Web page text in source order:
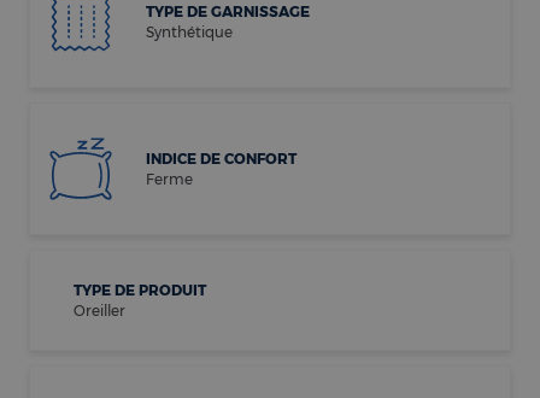
TYPE DE GARNISSAGE
Synthétique
INDICE DE CONFORT
Ferme
TYPE DE PRODUIT
Oreiller